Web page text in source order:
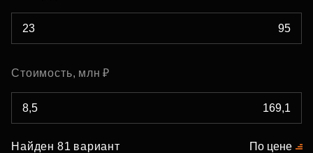
Стоимость, млн ₽
Найден 81 вариант По цене